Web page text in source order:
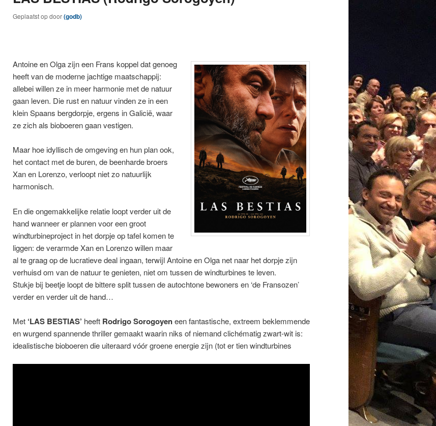
Geplaatst opdoor(godb)
Antoine en Olga zijn een Frans koppel dat genoeg
heeft van de moderne jachtige maatschappij:
allebei willen ze in meer harmonie met de natuur
gaan leven. Die rust en natuur vinden ze in een
klein Spaans bergdorpje, ergens in Galicië, waar
ze zich als bioboeren gaan vestigen.
Maar hoe idyllisch de omgeving en hun plan ook,
het contact met de buren, de beenharde broers
Xan en Lorenzo, verloopt niet zo natuurlijk
harmonisch.
En die ongemakkelijke relatie loopt verder uit de
hand wanneer er plannen voor een groot
windturbineproject in het dorpje op tafel komen te
liggen: de verarmde Xan en Lorenzo willen maar
al te graag op de lucratieve deal ingaan, terwijl Antoine en Olga net naar het dorpje zijn
verhuisd om van de natuur te genieten, niet om tussen de windturbines te leven.
Stukje bij beetje loopt de bittere split tussen de autochtone bewoners en ‘de Fransozen’
verder en verder uit de hand…
Met ‘LAS BESTIAS’ heeft Rodrigo Sorogoyeneen fantastische, extreem beklemmende
en wurgend spannende thriller gemaakt waarin niks of niemand clichématig zwart-wit is:
idealistische bioboeren die uiteraard vóór groene energie zijn (tot er tien windturbines